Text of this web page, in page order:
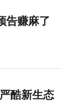
告赚麻了
酷新生态